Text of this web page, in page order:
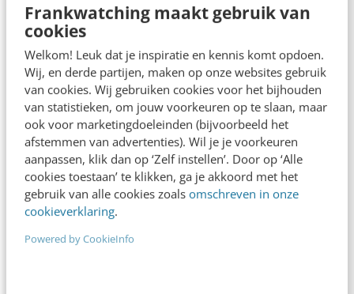
Frankwatching maakt gebruik van
cookies
Welkom! Leuk dat je inspiratie en kennis komt opdoen.
Wij, en derde partijen, maken op onze websites gebruik
van cookies. Wij gebruiken cookies voor het bijhouden
van statistieken, om jouw voorkeuren op te slaan, maar
ook voor marketingdoeleinden (bijvoorbeeld het
afstemmen van advertenties). Wil je je voorkeuren
aanpassen, klik dan op ‘Zelf instellen’. Door op ‘Alle
cookies toestaan’ te klikken, ga je akkoord met het
gebruik van alle cookies zoals omschreven in onze
cookieverklaring.
Powered by CookieInfo
Frankwatching
Adverteren
Contact
Nieuwsbrieven
Over ons
Ons team
Werken bij